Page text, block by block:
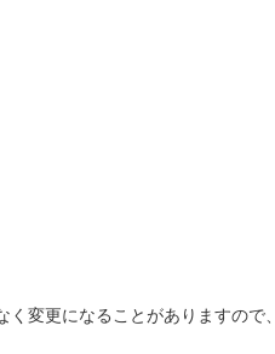
変更になることがありますので